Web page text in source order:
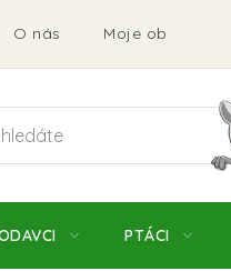
O nás Moje objednávka
PTÁCI